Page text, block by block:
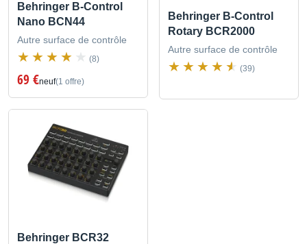
Behringer B-Control
Nano BCN44
Autre surface de contrôle
(8)
69 €neuf(1 offre)
Behringer B-Control
Rotary BCR2000
Autre surface de contrôle
(39)
Behringer BCR32